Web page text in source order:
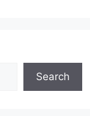
Search